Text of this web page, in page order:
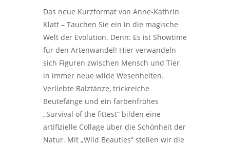
Das neue Kurzformat von Anne-Kathrin
Klatt – Tauchen Sie ein in die magische
Welt der Evolution. Denn: Es ist Showtime
für den Artenwandel! Hier verwandeln
sich Figuren zwischen Mensch und Tier
in immer neue wilde Wesenheiten.
Verliebte Balztänze, trickreiche
Beutefänge und ein farbenfrohes
„Survival of the fittest“ bilden eine
artifizielle Collage über die Schönheit der
Natur. Mit „Wild Beauties“ stellen wir die